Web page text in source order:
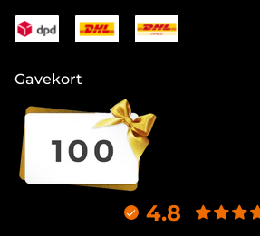
Gavekort
4.8